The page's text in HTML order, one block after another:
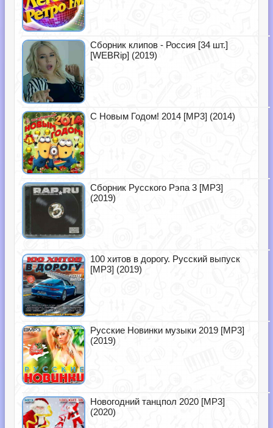
Сборник клипов - Россия [34 шт.]
[WEBRip] (2019)
С Новым Годом! 2014 [MP3] (2014)
Сборник Русского Рэпа 3 [MP3]
(2019)
100 хитов в дорогу. Русский выпуск
[MP3] (2019)
Русские Новинки музыки 2019 [MP3]
(2019)
Новогодний танцпол 2020 [MP3]
(2020)